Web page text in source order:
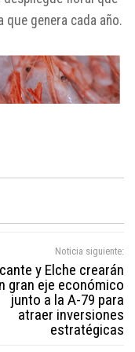
genera cada año.
Noticia siguiente:
y Elche crearán
gran eje económico
junto a la A-79 para
atraer inversiones
estratégicas